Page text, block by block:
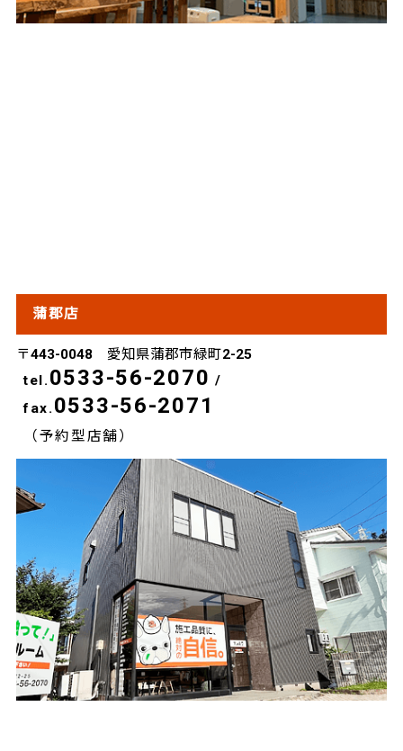
蒲郡店
〒443-0048 愛知県蒲郡市緑町2-25
tel. 0533-56-2070 /
fax. 0533-56-2071
（予約型店舗）